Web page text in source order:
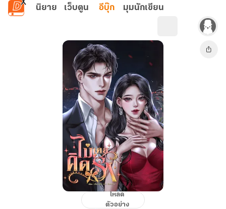
ข้ามไปยังเนื้อหาหลัก
นิยาย เว็บตูน อีบุ๊ก มุมนักเขียน
โหลด
ตัวอย่าง